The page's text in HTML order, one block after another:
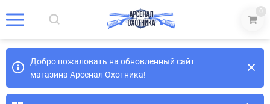
0
Добро пожаловать на обновленный сайт
магазина Арсенал Охотника!